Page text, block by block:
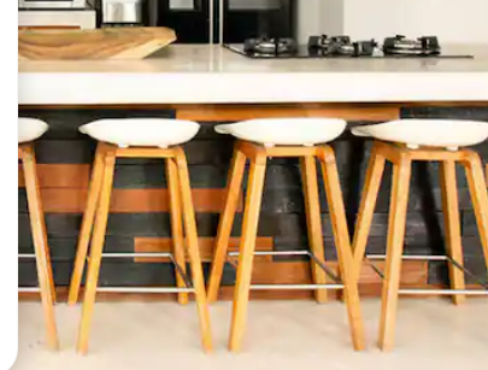
as seta para cima e para baixo do teclado ou tocando